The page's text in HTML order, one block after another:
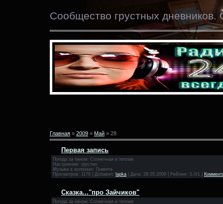
Сообщество грустных дневников.
Главная » 2009 » Май » 28
Первая запись
Погода за окном: Солнечная и теплая
Настроение: грустно
Музыка в колонках: Гравита
Просмотров: 1170 | Добавил: lapka | Дата: 28.05.2009 | Рейтинг: 5.0/1 |
Сказка..."про Зайчиков"
Погода за окном: Солнечная и теплая